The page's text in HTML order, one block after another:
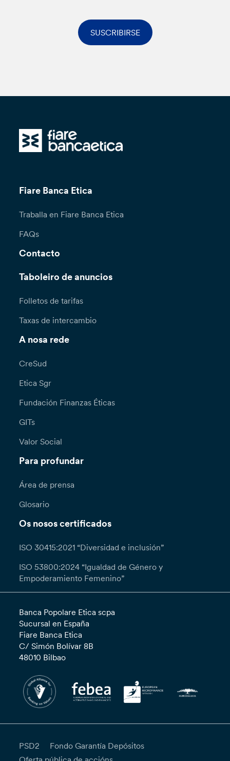
SUSCRIBIRSE
Fiare Banca Etica
Traballa en Fiare Banca Etica
FAQs
Contacto
Taboleiro de anuncios
Folletos de tarifas
Taxas de intercambio
A nosa rede
CreSud
Etica Sgr
Fundación Finanzas Éticas
GITs
Valor Social
Para profundar
Área de prensa
Glosario
Os nosos certificados
ISO 30415:2021 “Diversidad e inclusión”
ISO 53800:2024 “Igualdad de Género y
Empoderamiento Femenino”
Banca Popolare Etica scpa
Sucursal en España
Fiare Banca Etica
C/ Simón Bolívar 8B
48010 Bilbao
PSD2
Fondo Garantía Depósitos